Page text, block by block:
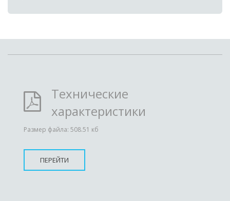
Технические
характеристики
Размер файла: 508.51 кб
ПЕРЕЙТИ